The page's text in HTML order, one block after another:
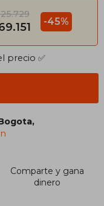
-45%
precio ✅
Comparte y gana
dinero